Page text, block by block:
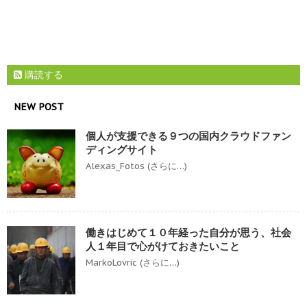
購読する
NEW POST
個人が支援できる９つの国内クラウドファン
ディングサイト
Alexas_Fotos (さらに…)
働きはじめて１０年経った自分が思う、社会
人１年目で心がけておきたいこと
MarkoLovric (さらに…)